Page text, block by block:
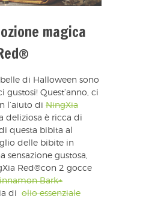
magica
di Halloween sono
gustosi! Quest’anno, ci
l’aiuto di NingXia
deliziosa è ricca di
questa bibita al
delle bibite in
sensazione gustosa,
Red®con 2 gocce
Bark+
di olio essenziale